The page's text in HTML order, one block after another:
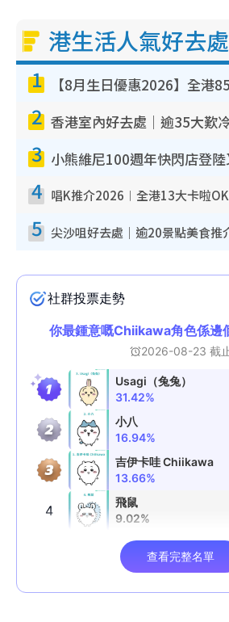
港生活人氣好去處
1
2
3
4
5